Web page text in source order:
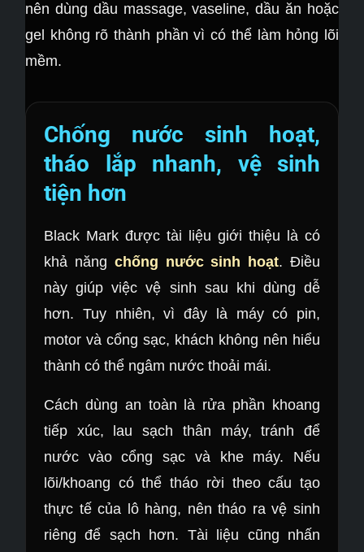
nên dùng dầu massage, vaseline, dầu ăn hoặc
gel không rõ thành phần vì có thể làm hỏng lõi
mềm.
Chống nước sinh hoạt,
tháo lắp nhanh, vệ sinh
tiện hơn
Black Mark được tài liệu giới thiệu là có
khả năng chống nước sinh hoạt. Điều
này giúp việc vệ sinh sau khi dùng dễ
hơn. Tuy nhiên, vì đây là máy có pin,
motor và cổng sạc, khách không nên hiểu
thành có thể ngâm nước thoải mái.
Cách dùng an toàn là rửa phần khoang
tiếp xúc, lau sạch thân máy, tránh để
nước vào cổng sạc và khe máy. Nếu
lõi/khoang có thể tháo rời theo cấu tạo
thực tế của lô hàng, nên tháo ra vệ sinh
riêng để sạch hơn. Tài liệu cũng nhấn